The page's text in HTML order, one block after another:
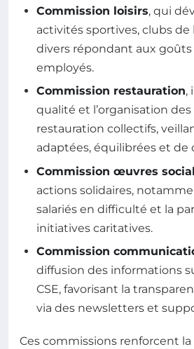
Commission loisirs, qui
activités sportives, clubs de
divers répondant aux goûts
employés.
Commission restauration,
qualité et l’organisation des
restauration collectifs,
adaptées, équilibrées et de
Commission œuvres
actions solidaires,
salariés en difficulté et la
initiatives caritatives.
Commission
diffusion des informations
CSE, favorisant la
via des newsletters et
Ces commissions renforcent la